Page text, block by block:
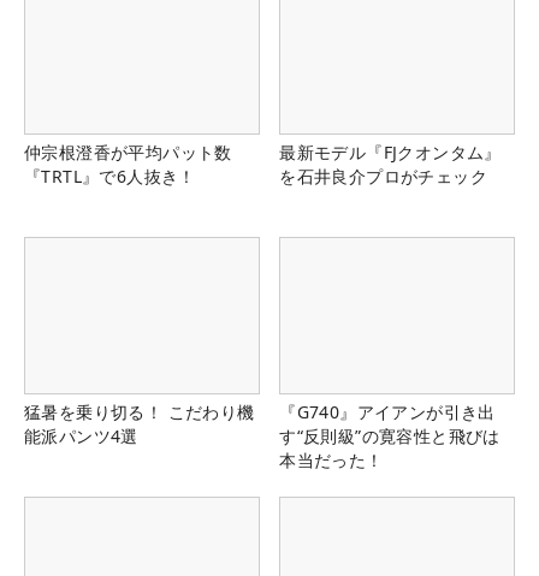
仲宗根澄香が平均パット数
『TRTL』で6人抜き！
最新モデル『FJクオンタム』
を石井良介プロがチェック
猛暑を乗り切る！ こだわり機
能派パンツ4選
『G740』アイアンが引き出
す“反則級”の寛容性と飛びは
本当だった！